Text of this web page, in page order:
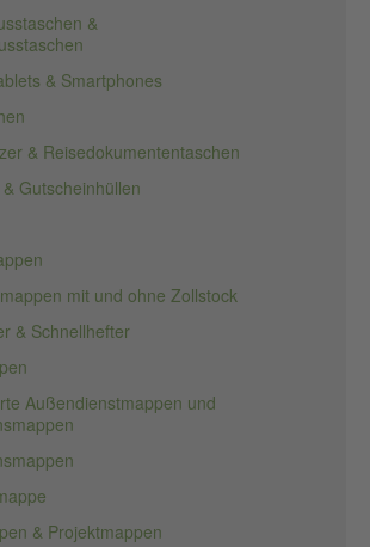
&
& Smartphones
& Reisedokumententaschen
Gutscheinhüllen
mit und ohne Zollstock
& Schnellhefter
Außendienstmappen und
& Projektmappen